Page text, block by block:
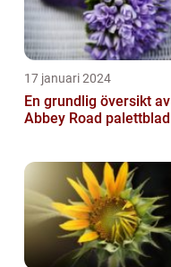
17 januari 2024
En grundlig översikt av
Abbey Road palettblad